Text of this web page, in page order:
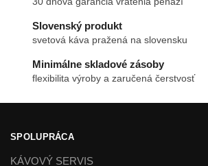
Slovenský produkt
svetová káva pražená na slovensku
Minimálne skladové zásoby
flexibilita výroby a zaručená čerstvosť
SPOLUPRÁCA
KÁVOVÝ SERVIS